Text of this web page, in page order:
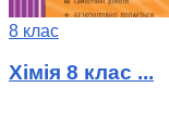
8 клас
Хімія 8 клас ...